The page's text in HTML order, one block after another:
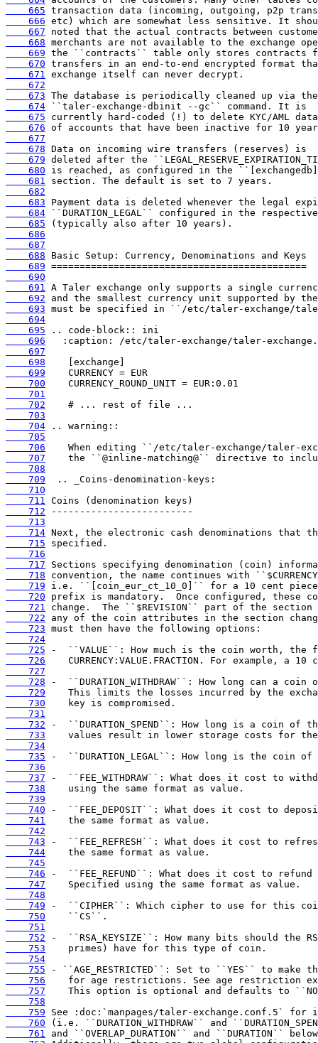
    665
    666
    667
    668
    669
    670
    671
    672
    673
    674
    675
    676
    677
    678
    679
    680
    681
    682
    683
    684
    685
    686
    687
    688
    689
    690
    691
    692
    693
    694
    695
    696
    697
    698
    699
    700
    701
    702
    703
    704
    705
    706
    707
    708
    709
    710
    711
    712
    713
    714
    715
    716
    717
    718
    719
    720
    721
    722
    723
    724
    725
    726
    727
    728
    729
    730
    731
    732
    733
    734
    735
    736
    737
    738
    739
    740
    741
    742
    743
    744
    745
    746
    747
    748
    749
    750
    751
    752
    753
    754
    755
    756
    757
    758
    759
    760
    761